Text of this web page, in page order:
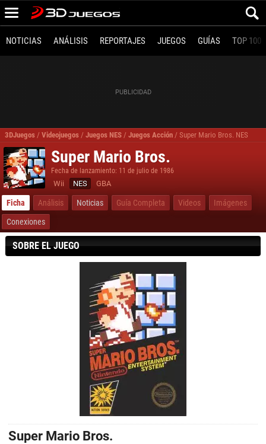
NOTICIAS ANÁLISIS REPORTAJES JUEGOS GUÍAS TOP 100
3DJuegos / Videojuegos / Juegos NES / Juegos Acción / Super Mario Bros. NES
Super Mario Bros.
Fecha de lanzamiento: 11 de julio de 1986
Wii NES GBA
Ficha Análisis Noticias Guía Completa Videos
Imágenes
Conexiones
SOBRE EL JUEGO
Super Mario Bros.